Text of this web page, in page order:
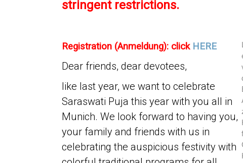
stringent restrictions.
Registration (Anmeldung): click HERE
Dear friends, dear devotees,
like last year, we want to celebrate
Saraswati Puja this year with you all in
Munich. We look forward to having you,
your family and friends with us in
celebrating the auspicious festivity with